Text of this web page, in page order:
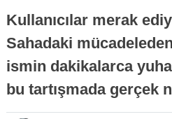
Kullanıcılar merak
Sahadaki
ismin dakikalarca
bu tartışmada gerçek